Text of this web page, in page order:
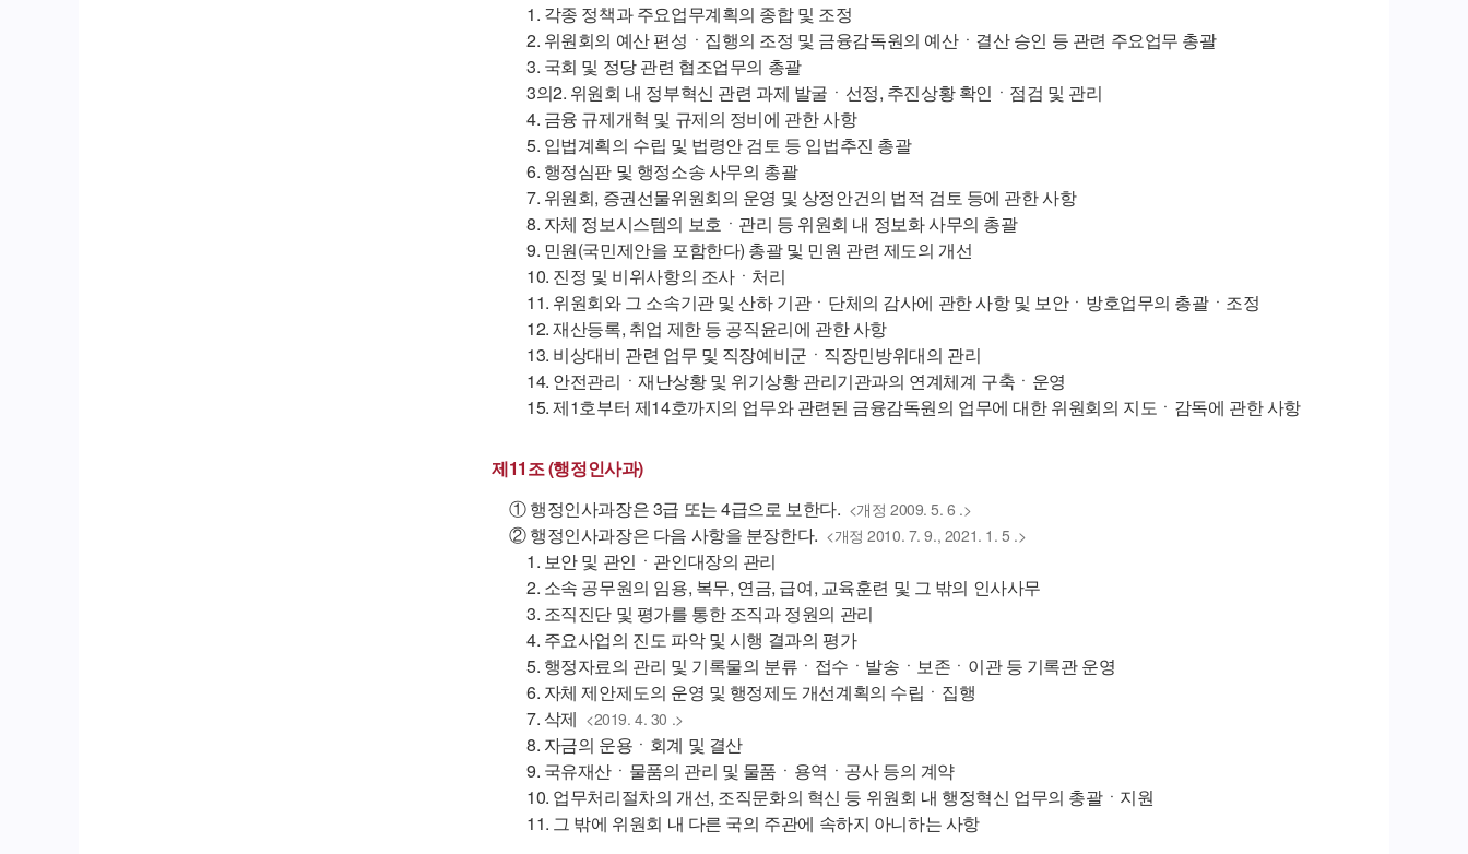
1. 각종 정책과 주요업무계획의 종합 및 조정
2. 위원회의 예산 편성ㆍ집행의 조정 및 금융감독원의 예산ㆍ결산 승인 등 관련 주요업무 총괄
3. 국회 및 정당 관련 협조업무의 총괄
3의2. 위원회 내 정부혁신 관련 과제 발굴ㆍ선정, 추진상황 확인ㆍ점검 및 관리
4. 금융 규제개혁 및 규제의 정비에 관한 사항
5. 입법계획의 수립 및 법령안 검토 등 입법추진 총괄
6. 행정심판 및 행정소송 사무의 총괄
7. 위원회, 증권선물위원회의 운영 및 상정안건의 법적 검토 등에 관한 사항
8. 자체 정보시스템의 보호ㆍ관리 등 위원회 내 정보화 사무의 총괄
9. 민원(국민제안을 포함한다) 총괄 및 민원 관련 제도의 개선
10. 진정 및 비위사항의 조사ㆍ처리
11. 위원회와 그 소속기관 및 산하 기관ㆍ단체의 감사에 관한 사항 및 보안ㆍ방호업무의 총괄ㆍ조정
12. 재산등록, 취업 제한 등 공직윤리에 관한 사항
13. 비상대비 관련 업무 및 직장예비군ㆍ직장민방위대의 관리
14. 안전관리ㆍ재난상황 및 위기상황 관리기관과의 연계체계 구축ㆍ운영
15. 제1호부터 제14호까지의 업무와 관련된 금융감독원의 업무에 대한 위원회의 지도ㆍ감독에 관한 사항
제11조 (행정인사과)
① 행정인사과장은 3급 또는 4급으로 보한다. <개정 2009. 5. 6 .>
② 행정인사과장은 다음 사항을 분장한다. <개정 2010. 7. 9., 2021. 1. 5 .>
1. 보안 및 관인ㆍ관인대장의 관리
2. 소속 공무원의 임용, 복무, 연금, 급여, 교육훈련 및 그 밖의 인사사무
3. 조직진단 및 평가를 통한 조직과 정원의 관리
4. 주요사업의 진도 파악 및 시행 결과의 평가
5. 행정자료의 관리 및 기록물의 분류ㆍ접수ㆍ발송ㆍ보존ㆍ이관 등 기록관 운영
6. 자체 제안제도의 운영 및 행정제도 개선계획의 수립ㆍ집행
7. 삭제 <2019. 4. 30 .>
8. 자금의 운용ㆍ회계 및 결산
9. 국유재산ㆍ물품의 관리 및 물품ㆍ용역ㆍ공사 등의 계약
10. 업무처리절차의 개선, 조직문화의 혁신 등 위원회 내 행정혁신 업무의 총괄ㆍ지원
11. 그 밖에 위원회 내 다른 국의 주관에 속하지 아니하는 사항